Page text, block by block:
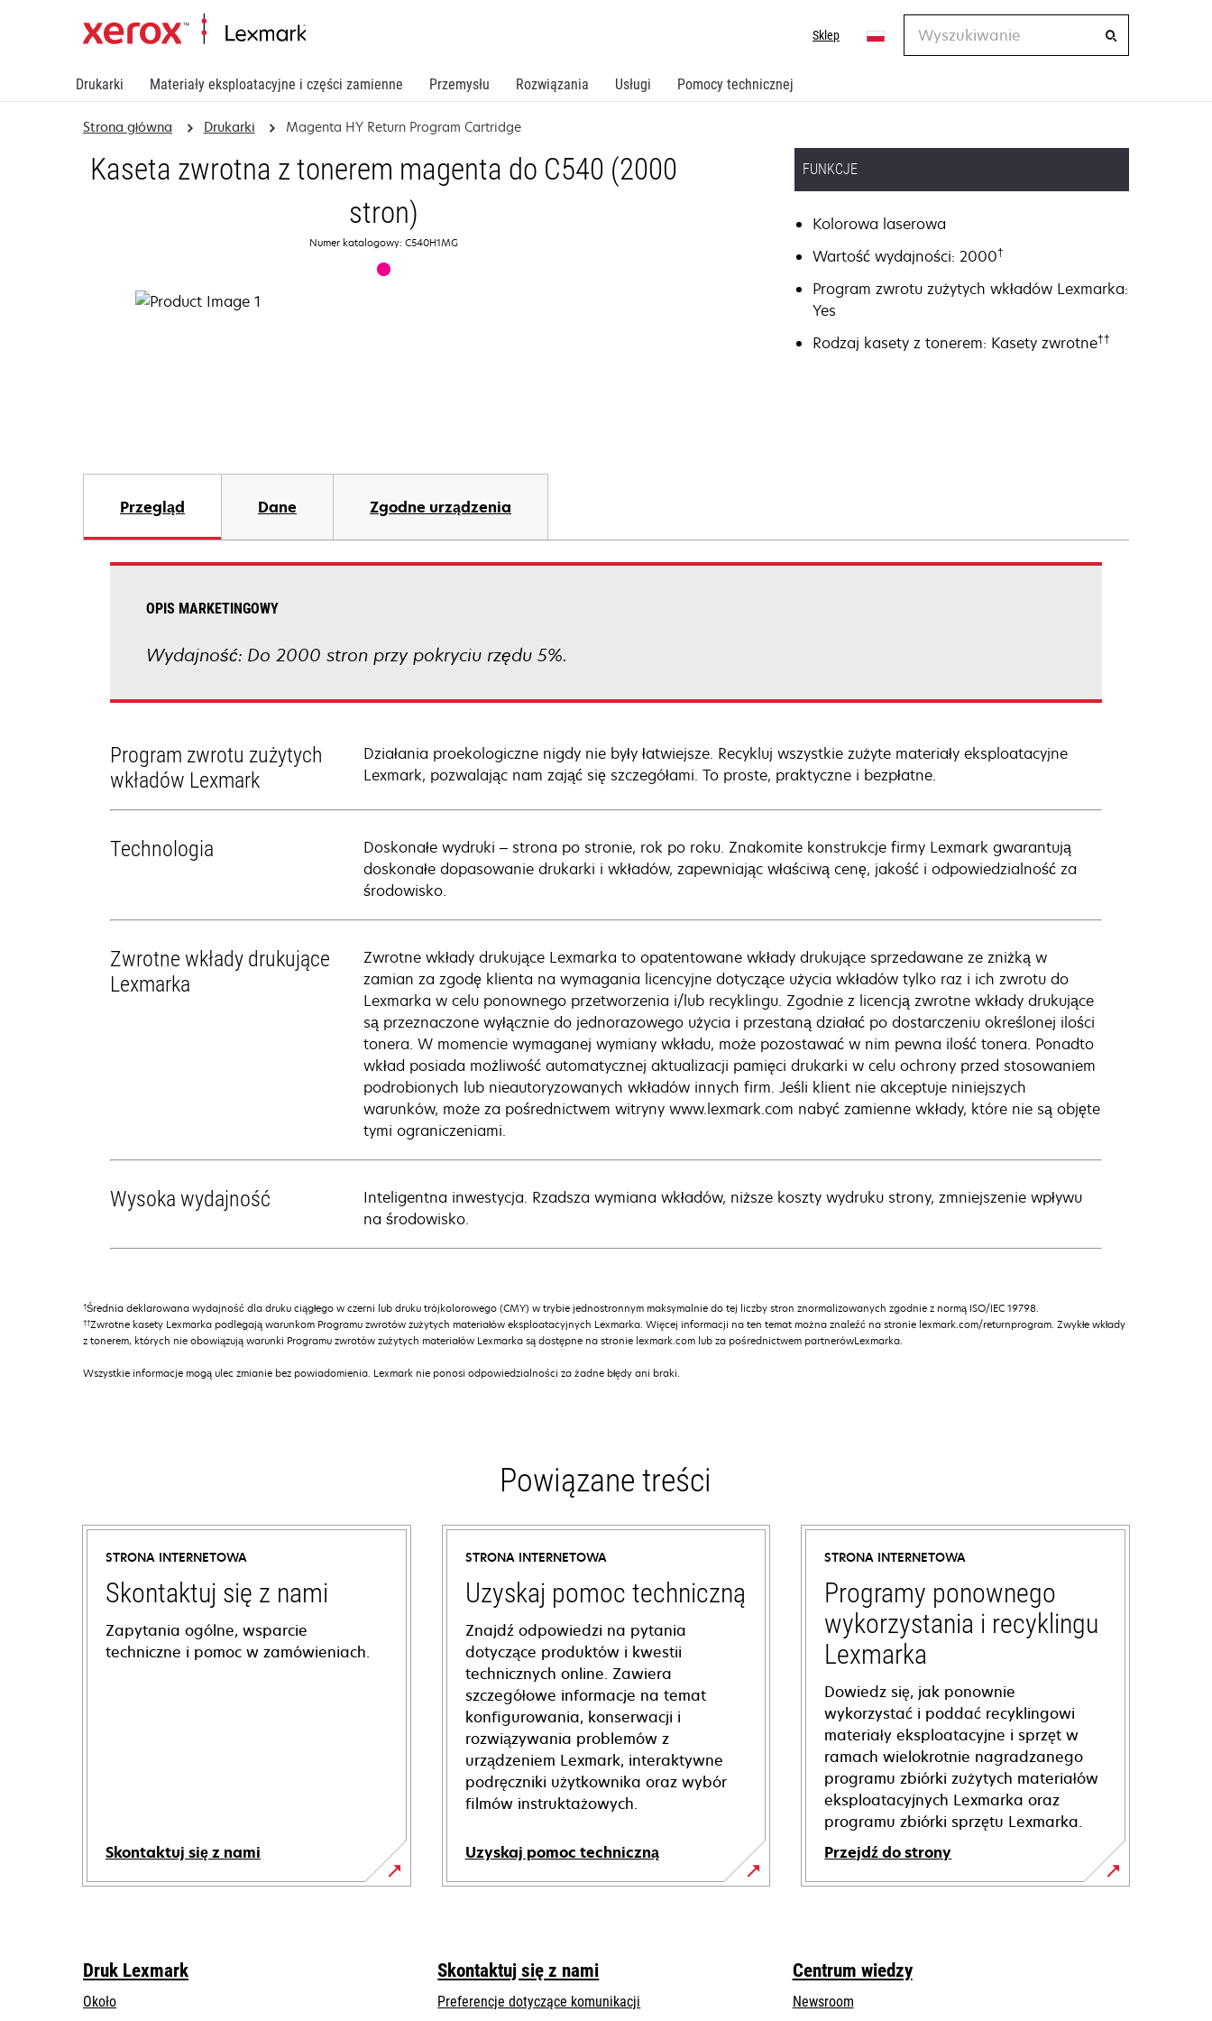
Drukarki Materiały eksploatacyjne i części zamienne Przemysłu Rozwiązania Usługi Pomocy technicznej
Sklep
Wyszukiwanie
Strona główna Drukarki Magenta HY Return Program Cartridge
Kaseta zwrotna z tonerem magenta do C540 (2000
stron)
Numer katalogowy: C540H1MG
FUNKCJE
Kolorowa laserowa
Wartość wydajności: 2000†
Program zwrotu zużytych wkładów Lexmarka:
Yes
Rodzaj kasety z tonerem: Kasety zwrotne††
Przegląd Dane Zgodne urządzenia
OPIS MARKETINGOWY
Wydajność: Do 2000 stron przy pokryciu rzędu 5%.
Program zwrotu zużytych
wkładów Lexmark
Działania proekologiczne nigdy nie były łatwiejsze. Recykluj wszystkie zużyte materiały eksploatacyjne
Lexmark, pozwalając nam zająć się szczegółami. To proste, praktyczne i bezpłatne.
Technologia
Doskonałe wydruki – strona po stronie, rok po roku. Znakomite konstrukcje firmy Lexmark gwarantują
doskonałe dopasowanie drukarki i wkładów, zapewniając właściwą cenę, jakość i odpowiedzialność za
środowisko.
Zwrotne wkłady drukujące
Lexmarka
Zwrotne wkłady drukujące Lexmarka to opatentowane wkłady drukujące sprzedawane ze zniżką w
zamian za zgodę klienta na wymagania licencyjne dotyczące użycia wkładów tylko raz i ich zwrotu do
Lexmarka w celu ponownego przetworzenia i/lub recyklingu. Zgodnie z licencją zwrotne wkłady drukujące
są przeznaczone wyłącznie do jednorazowego użycia i przestaną działać po dostarczeniu określonej ilości
tonera. W momencie wymaganej wymiany wkładu, może pozostawać w nim pewna ilość tonera. Ponadto
wkład posiada możliwość automatycznej aktualizacji pamięci drukarki w celu ochrony przed stosowaniem
podrobionych lub nieautoryzowanych wkładów innych firm. Jeśli klient nie akceptuje niniejszych
warunków, może za pośrednictwem witryny www.lexmark.com nabyć zamienne wkłady, które nie są objęte
tymi ograniczeniami.
Wysoka wydajność
Inteligentna inwestycja. Rzadsza wymiana wkładów, niższe koszty wydruku strony, zmniejszenie wpływu
na środowisko.
†Średnia deklarowana wydajność dla druku ciągłego w czerni lub druku trójkolorowego (CMY) w trybie jednostronnym maksymalnie do tej liczby stron znormalizowanych zgodnie z normą ISO/IEC 19798.
††Zwrotne kasety Lexmarka podlegają warunkom Programu zwrotów zużytych materiałów eksploatacyjnych Lexmarka. Więcej informacji na ten temat można znaleźć na stronie lexmark.com/returnprogram. Zwykłe wkłady
z tonerem, których nie obowiązują warunki Programu zwrotów zużytych materiałów Lexmarka są dostępne na stronie lexmark.com lub za pośrednictwem partnerówLexmarka.
Wszystkie informacje mogą ulec zmianie bez powiadomienia. Lexmark nie ponosi odpowiedzialności za żadne błędy ani braki.
Powiązane treści
STRONA INTERNETOWA
Skontaktuj się z nami
Zapytania ogólne, wsparcie
techniczne i pomoc w zamówieniach.
Skontaktuj się z nami
STRONA INTERNETOWA
Uzyskaj pomoc techniczną
Znajdź odpowiedzi na pytania
dotyczące produktów i kwestii
technicznych online. Zawiera
szczegółowe informacje na temat
konfigurowania, konserwacji i
rozwiązywania problemów z
urządzeniem Lexmark, interaktywne
podręczniki użytkownika oraz wybór
filmów instruktażowych.
Uzyskaj pomoc techniczną
opens
tab
STRONA INTERNETOWA
Programy ponownego
wykorzystania i recyklingu
Lexmarka
Dowiedz się, jak ponownie
wykorzystać i poddać recyklingowi
materiały eksploatacyjne i sprzęt w
ramach wielokrotnie nagradzanego
programu zbiórki zużytych materiałów
eksploatacyjnych Lexmarka oraz
programu zbiórki sprzętu Lexmarka.
Przejdź do strony
Druk Lexmark
Około
Skontaktuj się z nami
Preferencje dotyczące komunikacji
Centrum wiedzy
Newsroom